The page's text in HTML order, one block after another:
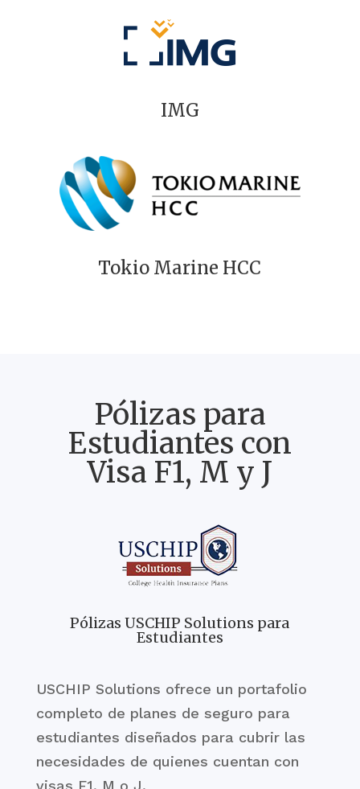
IMG
Tokio Marine HCC
Pólizas para
Estudiantes con
Visa F1, M y J
Pólizas USCHIP Solutions para
Estudiantes
USCHIP Solutions ofrece un portafolio
completo de planes de seguro para
estudiantes diseñados para cubrir las
necesidades de quienes cuentan con
visas F1, M o J.